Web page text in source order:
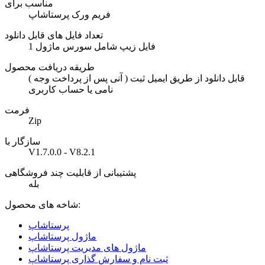
مناسب برای
فریم ورک پرستاشاپ
تعداد فایل های قابل دانلود
1 فایل زیپ شامل سورس ماژول
طریقه دریافت محصول
( آنی پس از پرداخت وجه ) قابل دانلود از طریق ایمیل ثبت
نامی یا حساب کاربری
فرمت
Zip
سازگار با
V1.7.0.0 - V8.2.1
پشتیبانی از قابلیت چند فروشگاهی
بله
شاخه های محصول:
پرستاشاپ
ماژول پرستاشاپ
ماژول های مدیریت پرستاشاپ
ثبت نام و سفارش گذاری پرستاشاپ